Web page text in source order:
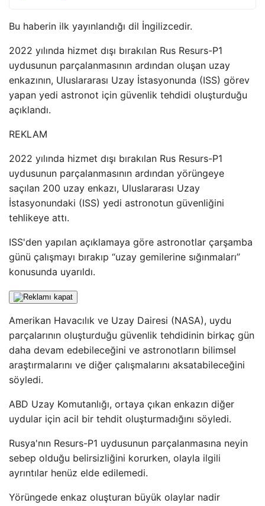
Bu haberin ilk yayınlandığı dil İngilizcedir.
2022 yılında hizmet dışı bırakılan Rus Resurs-P1
uydusunun parçalanmasının ardından oluşan uzay
enkazının, Uluslararası Uzay İstasyonunda (ISS) görev
yapan yedi astronot için güvenlik tehdidi oluşturduğu
açıklandı.
REKLAM
2022 yılında hizmet dışı bırakılan Rus Resurs-P1
uydusunun parçalanmasının ardından yörüngeye
saçılan 200 uzay enkazı, Uluslararası Uzay
İstasyonundaki (ISS) yedi astronotun güvenliğini
tehlikeye attı.
ISS'den yapılan açıklamaya göre astronotlar çarşamba
günü çalışmayı bırakıp “uzay gemilerine sığınmaları”
konusunda uyarıldı.
Amerikan Havacılık ve Uzay Dairesi (NASA), uydu
parçalarının oluşturduğu güvenlik tehdidinin birkaç gün
daha devam edebileceğini ve astronotların bilimsel
araştırmalarını ve diğer çalışmalarını aksatabileceğini
söyledi.
ABD Uzay Komutanlığı, ortaya çıkan enkazın diğer
uydular için acil bir tehdit oluşturmadığını söyledi.
Rusya'nın Resurs-P1 uydusunun parçalanmasına neyin
sebep olduğu belirsizliğini korurken, olayla ilgili
ayrıntılar henüz elde edilemedi.
Yörüngede enkaz oluşturan büyük olaylar nadir